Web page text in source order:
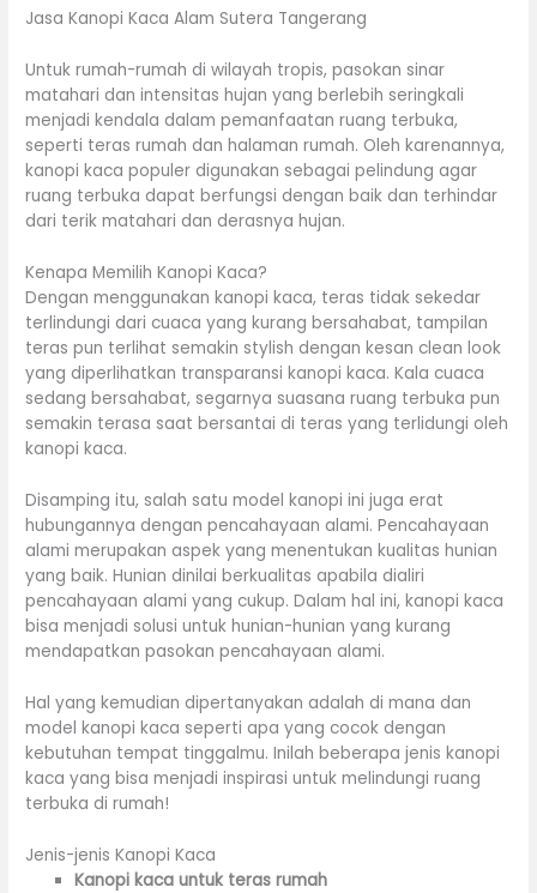
Jasa Kanopi Kaca Alam Sutera Tangerang
Untuk rumah-rumah di wilayah tropis, pasokan sinar
matahari dan intensitas hujan yang berlebih seringkali
menjadi kendala dalam pemanfaatan ruang terbuka,
seperti teras rumah dan halaman rumah. Oleh karenannya,
kanopi kaca populer digunakan sebagai pelindung agar
ruang terbuka dapat berfungsi dengan baik dan terhindar
dari terik matahari dan derasnya hujan.
Kenapa Memilih Kanopi Kaca?
Dengan menggunakan kanopi kaca, teras tidak sekedar
terlindungi dari cuaca yang kurang bersahabat, tampilan
teras pun terlihat semakin stylish dengan kesan clean look
yang diperlihatkan transparansi kanopi kaca. Kala cuaca
sedang bersahabat, segarnya suasana ruang terbuka pun
semakin terasa saat bersantai di teras yang terlidungi oleh
kanopi kaca.
Disamping itu, salah satu model kanopi ini juga erat
hubungannya dengan pencahayaan alami. Pencahayaan
alami merupakan aspek yang menentukan kualitas hunian
yang baik. Hunian dinilai berkualitas apabila dialiri
pencahayaan alami yang cukup. Dalam hal ini, kanopi kaca
bisa menjadi solusi untuk hunian-hunian yang kurang
mendapatkan pasokan pencahayaan alami.
Hal yang kemudian dipertanyakan adalah di mana dan
model kanopi kaca seperti apa yang cocok dengan
kebutuhan tempat tinggalmu. Inilah beberapa jenis kanopi
kaca yang bisa menjadi inspirasi untuk melindungi ruang
terbuka di rumah!
Jenis-jenis Kanopi Kaca
Kanopi kaca untuk teras rumah